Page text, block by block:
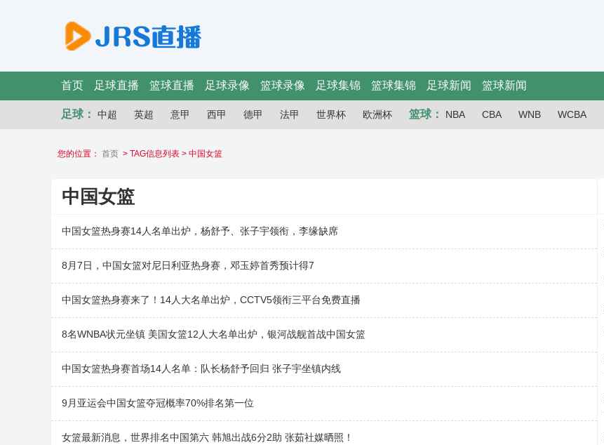
首页 足球直播 篮球直播 足球录像 篮球录像 足球集锦 篮球集锦 足球新闻 篮球新闻
足球： 中超 英超 意甲 西甲 德甲 法甲 世界杯 欧洲杯 篮球： NBA CBA WNB WCBA
您的位置： 首页 > TAG信息列表 > 中国女篮
中国女篮
中国女篮热身赛14人名单出炉，杨舒予、张子宇领衔，李缘缺席
8月7日，中国女篮对尼日利亚热身赛，邓玉婷首秀预计得7
中国女篮热身赛来了！14人大名单出炉，CCTV5领衔三平台免费直播
8名WNBA状元坐镇 美国女篮12人大名单出炉，银河战舰首战中国女篮
中国女篮热身赛首场14人名单：队长杨舒予回归 张子宇坐镇内线
9月亚运会中国女篮夺冠概率70%排名第一位
女篮最新消息，世界排名中国第六 韩旭出战6分2助 张茹社媒晒照！